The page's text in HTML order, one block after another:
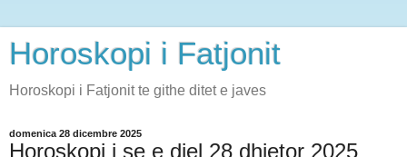
Horoskopi i Fatjonit
Horoskopi i Fatjonit te githe ditet e javes
domenica 28 dicembre 2025
Horoskopi i se e diel 28 dhjetor 2025